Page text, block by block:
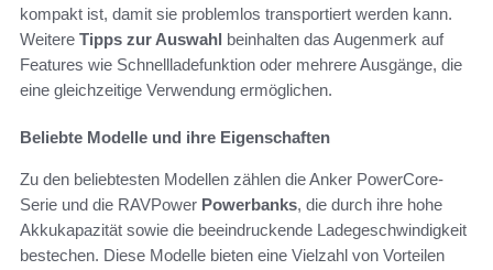
kompakt ist, damit sie problemlos transportiert werden kann.
Weitere Tipps zur Auswahl beinhalten das Augenmerk auf
Features wie Schnellladefunktion oder mehrere Ausgänge, die
eine gleichzeitige Verwendung ermöglichen.
Beliebte Modelle und ihre Eigenschaften
Zu den beliebtesten Modellen zählen die Anker PowerCore-
Serie und die RAVPower Powerbanks, die durch ihre hohe
Akkukapazität sowie die beeindruckende Ladegeschwindigkeit
bestechen. Diese Modelle bieten eine Vielzahl von Vorteilen